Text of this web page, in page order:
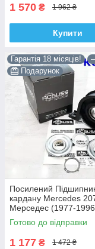
1 570 ₴ 1 962 ₴
Купити
Гарантія 18 місяців!
Подарунок
Посилений
кардану Mercedes
Мерседес (1977-
6014101710. Acsuss
Готово до відправки
1 177 ₴ 1 472 ₴